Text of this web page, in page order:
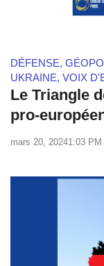
DÉFENSE,
UKRAINE, VOIX
Le Triangle
pro-
mars 20, 20241:03 PM